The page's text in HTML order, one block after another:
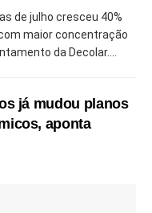
de julho cresceu 40%
maior concentração
da Decolar....
já mudou planos
aponta